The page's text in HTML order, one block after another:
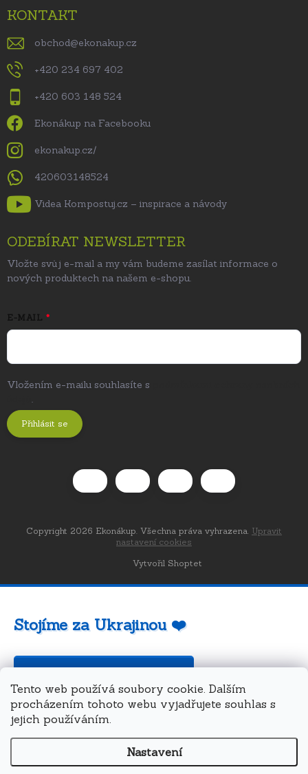
Tento web používá soubory cookie. Dalším
procházením tohoto webu vyjadřujete souhlas s
jejich používáním.
Nastavení
KONTAKT
obchod@ekonakup.cz
+420 234 697 402
+420 603 148 524
Ekonákup na Facebooku
ekonakup.cz/
420603148524
Videa Kompostuj.cz – inspirace a návody
ODEBÍRAT NEWSLETTER
Vložte svůj e-mail a my vám budeme zasílat informace o
nových produktech na našem e-shopu.
E-MAIL
Vložením e-mailu souhlasíte s
.
Přihlásit se
Vytvořil Shoptet
Copyright 2026 Ekonákup. Všechna práva vyhrazena. Upravit
nastavení cookies
Stojíme za Ukrajinou ❤️